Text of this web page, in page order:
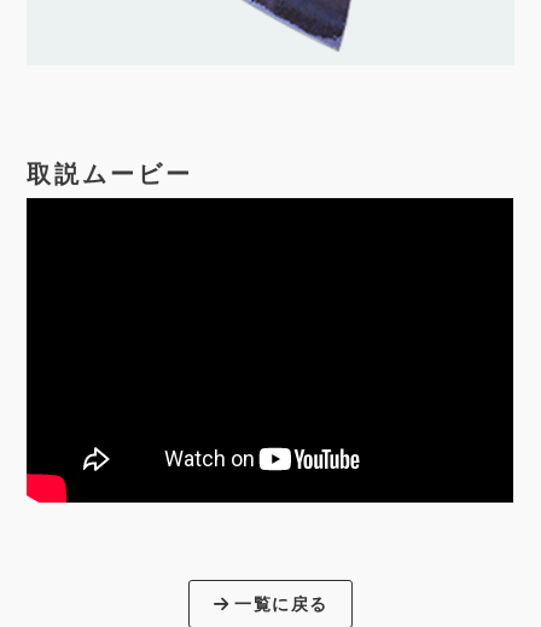
取説ムービー
一覧に戻る